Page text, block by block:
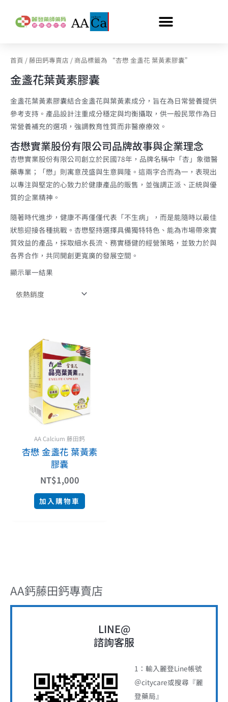
首頁 /藤田鈣專賣店 / 商品標籤為 “杏懋 金盞花 葉黃素膠囊”
金盞花葉黃素膠囊
金盞花葉黃素膠囊結合金盞花與葉黃素成分，旨在為日常營養提供
參考支持。產品設計注重成分穩定與均衡攝取，供一般民眾作為日
常營養補充的選項，強調教育性質而非醫療療效。
杏懋實業股份有限公司品牌故事與企業理念
杏懋實業股份有限公司創立於民國78年，品牌名稱中「杏」象徵醫
藥專業；「懋」則寓意茂盛與生意興隆。這兩字合而為一，表現出
以專注與堅定的心致力於健康產品的販售，並強調正派、正統與優
質的企業精神。
隨著時代進步，健康不再僅僅代表「不生病」，而是能隨時以最佳
狀態迎接各種挑戰。杏懋堅持選擇具備獨特特色、能為市場帶來實
質效益的產品，採取細水長流、務實穩健的經營策略，並致力於與
各界合作，共同開創更寬廣的發展空間。
顯示單一結果
AA Calcium 藤田鈣
杏懋 金盞花 葉黃素
膠囊
NT$1,000
加入購物車
AA鈣藤田鈣專賣店
LINE@
諮詢客服
1：輸入麗登Line帳號
＠citycare或搜尋『麗
登藥局』